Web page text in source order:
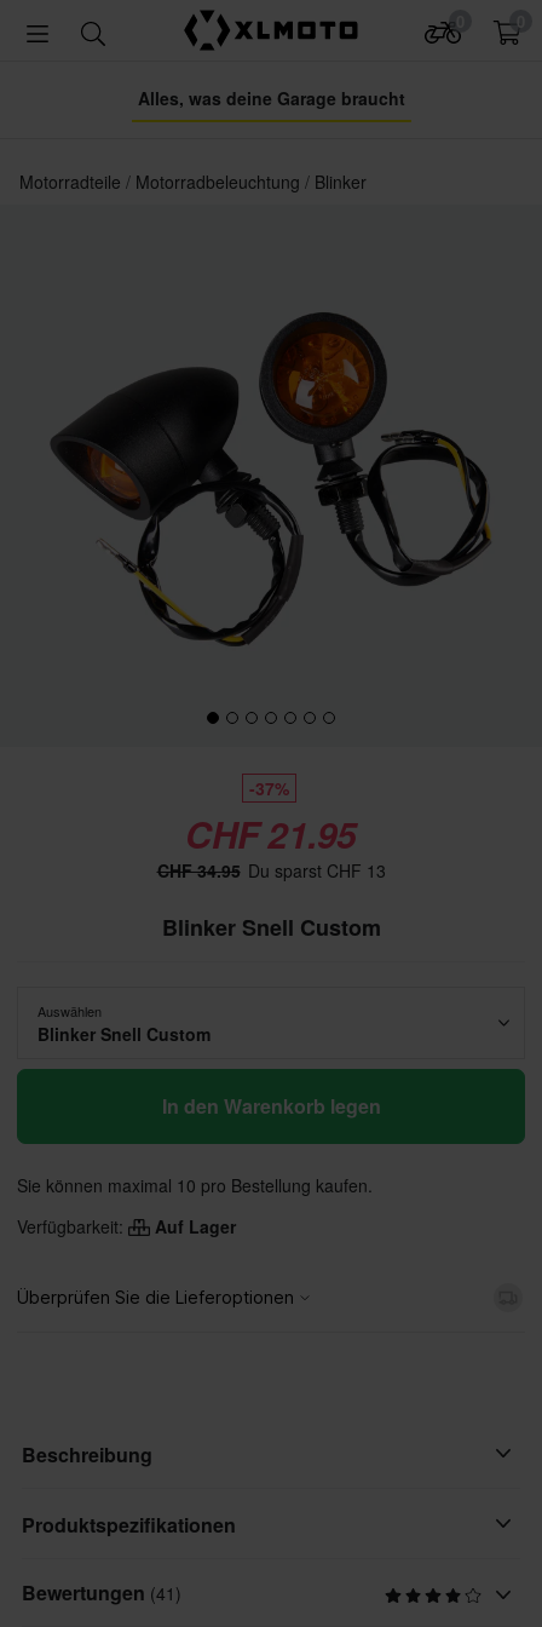
Alles, was deine Garage braucht
Motorradteile Motorradbeleuchtung Blinker
-37%
CHF 21.95
CHF 34.95 Du sparst CHF 13
Blinker Snell Custom
Auswählen
Blinker Snell Custom
In den Warenkorb legen
Sie können maximal 10 pro Bestellung kaufen.
Verfügbarkeit:
Auf Lager
Beschreibung
Neue Blinker der beliebten Marke Snell!
Wenn Sie nach einem Paar Mini-Blinker suchen, die noch
origineller aussehen, dann sind diese Blinker genau das Richtige
Produktspezifikationen
Marke
Bewertungen (41)